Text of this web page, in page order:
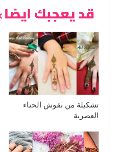
قد يعجبك ايضا
تشكيلة من نقوش الحناء
العصرية